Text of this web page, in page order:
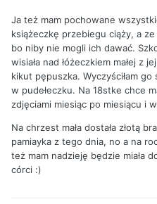
Ja też mam pochowane
książeczkę przebiegu ciąży, a
bo niby nie mogli ich dawać.
wisiała nad łóżeczkiem małej z
kikut pępuszka. Wyczyściłam
w pudełeczku. Na 18stke chce
zdjęciami miesiąc po miesiącu i
Na chrzest mała dostała złotą
pamiayka z tego dnia, no a na
też mam nadzieję będzie miała
córci :)